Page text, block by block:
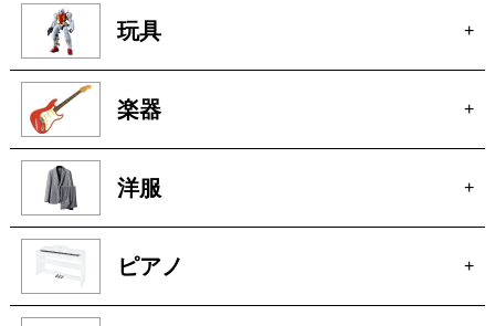
玩具 +
楽器 +
洋服 +
ピアノ +